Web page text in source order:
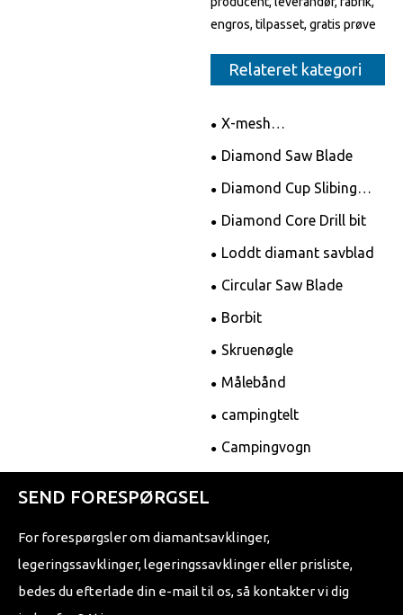
engros, tilpasset, gratis prøve
Relateret kategori
X-mesh
diamantsavklinger
Diamond Saw Blade
Diamond Cup Slibing
Wheels
Diamond Core Drill bit
Loddt diamant savblad
Circular Saw Blade
Borbit
Skruenøgle
Målebånd
campingtelt
Campingvogn
SEND FORESPØRGSEL
For forespørgsler om diamantsavklinger,
legeringssavklinger, legeringssavklinger eller prisliste,
bedes du efterlade din e-mail til os, så kontakter vi dig